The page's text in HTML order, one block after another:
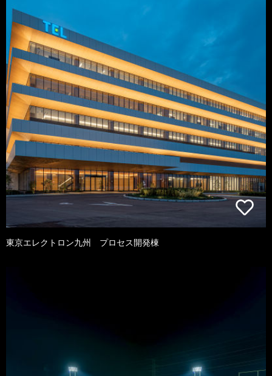
東京エレクトロン九州 プロセス開発棟